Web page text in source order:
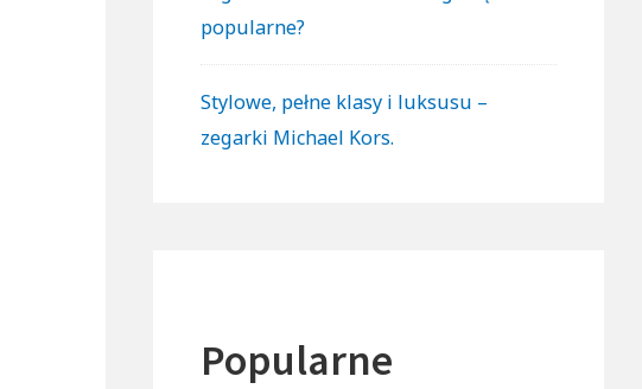
popularne?
Stylowe, pełne klasy i luksusu –
zegarki Michael Kors.
Popularne